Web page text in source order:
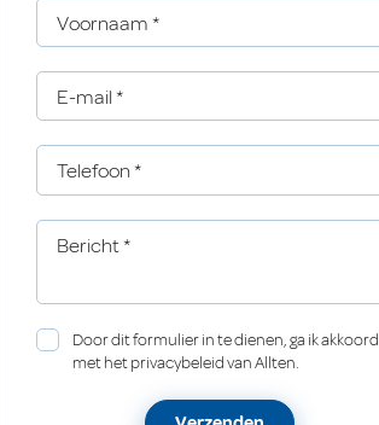
Voornaam *
E-mail *
Telefoon *
Bericht*
Door dit formulier in te dienen, ga ik akkoord
met het privacybeleid van Allten.